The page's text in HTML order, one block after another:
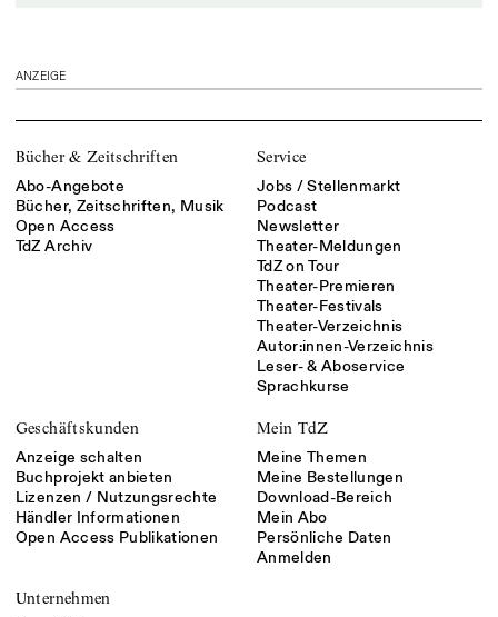
ANZEIGE
Bücher & Zeitschriften
Abo-Angebote
Bücher, Zeitschriften, Musik
Open Access
TdZ Archiv
Service
Jobs / Stellenmarkt
Podcast
Newsletter
Theater-Meldungen
TdZ on Tour
Theater-Premieren
Theater-Festivals
Theater-Verzeichnis
Autor:innen-Verzeichnis
Leser- & Aboservice
Sprachkurse
Geschäftskunden
Anzeige schalten
Buchprojekt anbieten
Lizenzen / Nutzungsrechte
Händler Informationen
Open Access Publikationen
Mein TdZ
Meine Themen
Meine Bestellungen
Download-Bereich
Mein Abo
Persönliche Daten
Anmelden
Unternehmen